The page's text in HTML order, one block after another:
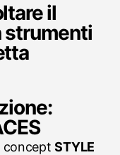
il
strumenti
conceptSTYLE